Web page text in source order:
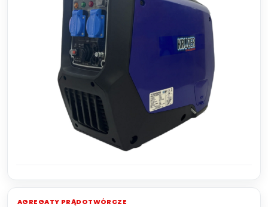
AGREGATY PRĄDOTWÓRCZE